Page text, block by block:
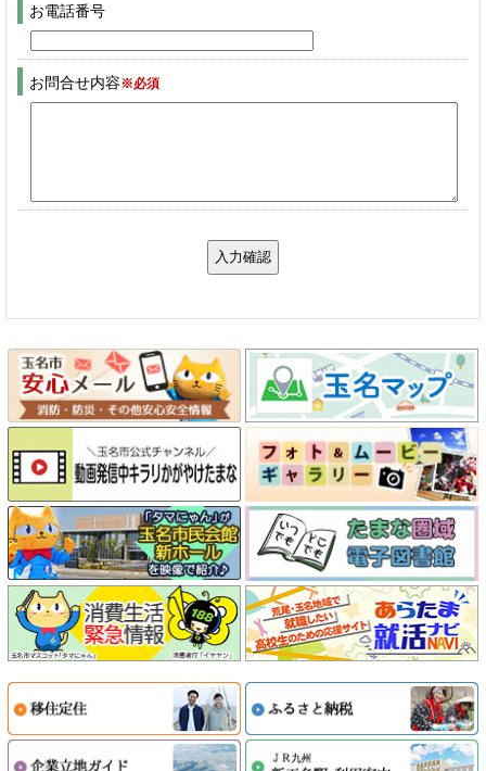
お電話番号
お問合せ内容※必須